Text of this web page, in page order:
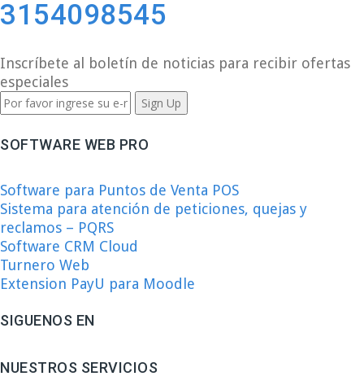
3154098545
Inscríbete al boletín de noticias para recibir ofertas
especiales
SOFTWARE WEB PRO
Software para Puntos de Venta POS
Sistema para atención de peticiones, quejas y
reclamos – PQRS
Software CRM Cloud
Turnero Web
Extension PayU para Moodle
SIGUENOS EN
NUESTROS SERVICIOS